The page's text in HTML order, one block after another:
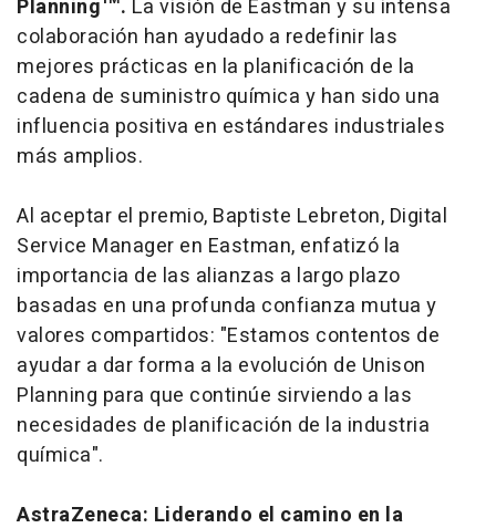
Planning™. La visión de Eastman y su intensa
colaboración han ayudado a redefinir las
mejores prácticas en la planificación de la
cadena de suministro química y han sido una
influencia positiva en estándares industriales
más amplios.
Al aceptar el premio, Baptiste Lebreton, Digital
Service Manager en Eastman, enfatizó la
importancia de las alianzas a largo plazo
basadas en una profunda confianza mutua y
valores compartidos: "Estamos contentos de
ayudar a dar forma a la evolución de Unison
Planning para que continúe sirviendo a las
necesidades de planificación de la industria
química".
AstraZeneca: Liderando el camino en la